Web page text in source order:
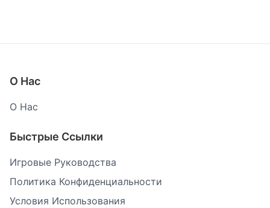
О Нас
О Нас
Быстрые Ссылки
Игровые Руководства
Политика Конфиденциальности
Условия Использования